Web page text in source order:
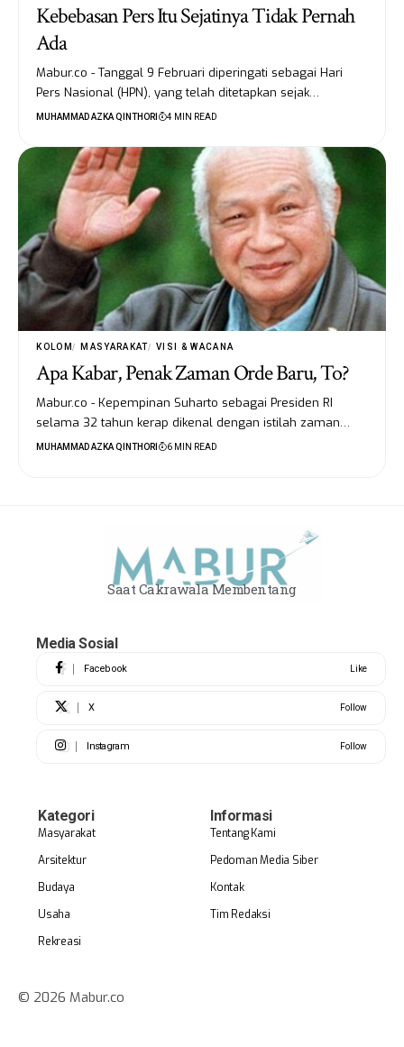
Kebebasan Pers Itu Sejatinya Tidak Pernah
Ada
Mabur.co - Tanggal 9 Februari diperingati sebagai Hari
Pers Nasional (HPN), yang telah ditetapkan sejak…
MUHAMMAD AZKA QINTHORI 4 MIN READ
KOLOM MASYARAKAT VISI & WACANA
Apa Kabar, Penak Zaman Orde Baru, To?
Mabur.co - Kepempinan Suharto sebagai Presiden RI
selama 32 tahun kerap dikenal dengan istilah zaman…
MUHAMMAD AZKA QINTHORI 6 MIN READ
Saat Cakrawala Membentang
Media Sosial
Facebook Like
X Follow
Instagram Follow
Kategori
Masyarakat
Arsitektur
Budaya
Usaha
Rekreasi
Informasi
Tentang Kami
Pedoman Media Siber
Kontak
Tim Redaksi
© 2026 Mabur.co